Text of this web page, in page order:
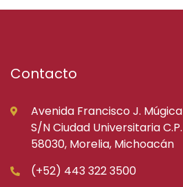
Contacto
Avenida Francisco J. Múgica
S/N Ciudad Universitaria C.P.
58030, Morelia, Michoacán
(+52) 443 322 3500